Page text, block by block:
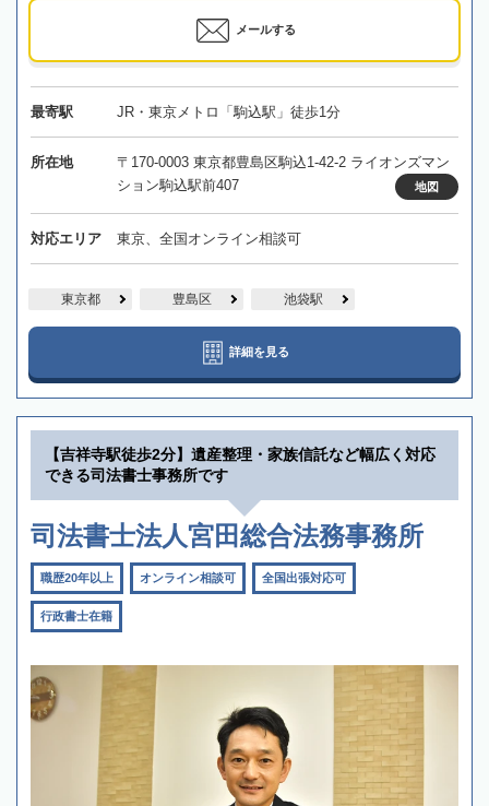
メールする
最寄駅 JR・東京メトロ「駒込駅」徒歩1分
所在地
〒170-0003 東京都豊島区駒込1-42-2 ライオンズマン
ション駒込駅前407
地図
対応エリア 東京、全国オンライン相談可
東京都 豊島区 池袋駅
詳細を見る
【吉祥寺駅徒歩2分】遺産整理・家族信託など幅広く対応
できる司法書士事務所です
司法書士法人宮田総合法務事務所
職歴20年以上 オンライン相談可 全国出張対応可
行政書士在籍